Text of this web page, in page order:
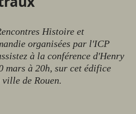
Histoire et
organisées par l'ICP
à la conférence d'Henry
mars à 20h, sur cet édifice
de Rouen.